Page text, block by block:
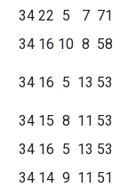
34 22 5 7 71
34 16 10 8 58
34 16 5 13 53
34 15 8 11 53
34 16 5 13 53
34 14 9 11 51